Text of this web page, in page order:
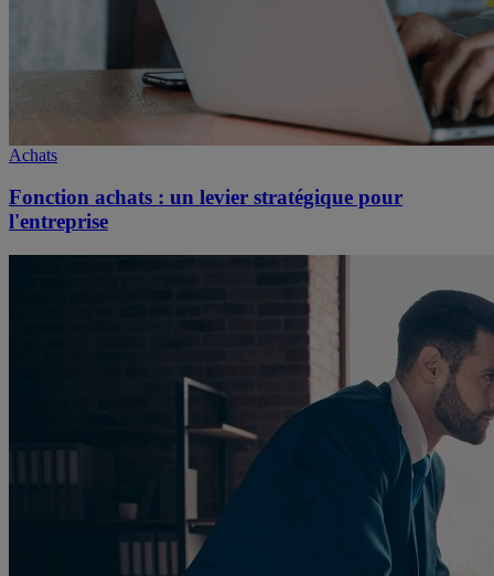
Achats
Fonction achats : un levier stratégique pour
l'entreprise